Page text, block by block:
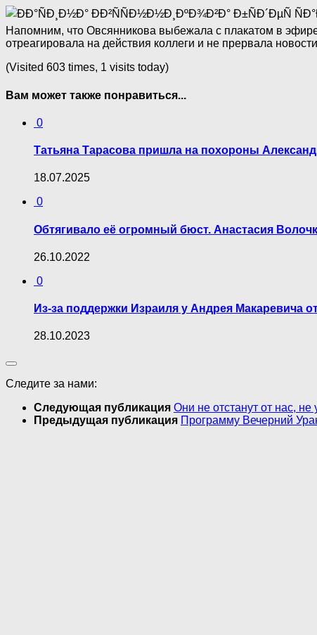
Напомним, что Овсянникова выбежала с плакатом в
отреагировала на действия коллеги и не прервала
(Visited 603 times, 1 visits today)
Вам может также понравиться...
0
Татьяна Тарасова пришла на похopoны
18.07.2025
0
Обтягивало её огромный бюст. Анастасия
26.10.2022
0
Из-за поддержки Израиля у Андрея Макаревича
28.10.2023
Следите за нами:
Следующая публикация Они не отстанут от нас,
Предыдущая публикация Программу Вечерний